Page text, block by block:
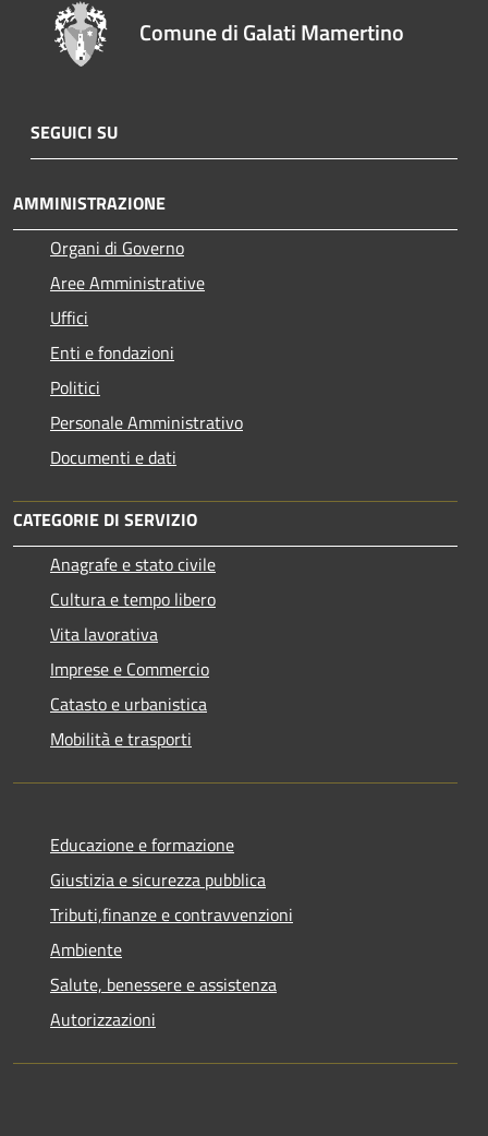
Comune di Galati Mamertino
SEGUICI SU
AMMINISTRAZIONE
Organi di Governo
Aree Amministrative
Uffici
Enti e fondazioni
Politici
Personale Amministrativo
Documenti e dati
CATEGORIE DI SERVIZIO
Anagrafe e stato civile
Cultura e tempo libero
Vita lavorativa
Imprese e Commercio
Catasto e urbanistica
Mobilità e trasporti
Educazione e formazione
Giustizia e sicurezza pubblica
Tributi,finanze e contravvenzioni
Ambiente
Salute, benessere e assistenza
Autorizzazioni